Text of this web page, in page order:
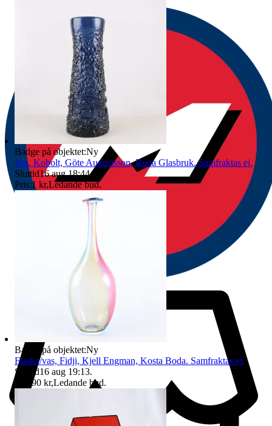
Badge på objektet:Ny
Vas, Kobolt, Göte Augustsson, Ruda Glasbruk. Samfraktas ej.
Sluttid16 aug 18:44.
Pris:1 kr,Ledande bud.
Badge på objektet:Ny
Flaska/vas, Fidji, Kjell Engman, Kosta Boda. Samfraktas ej.
Sluttid16 aug 19:13.
90 kr,Ledande bud.